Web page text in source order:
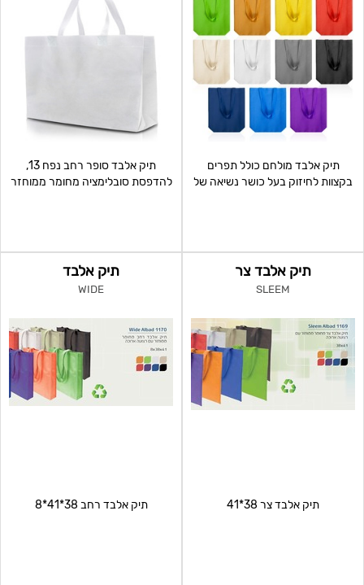
תיק אלבד מולחם כולל תפרים
בקצוות לחיזוק בעל כושר נשיאה של
תיק אלבד סופר רחב נפח 13,
להדפסת סובלימציה מחומר ממוחזר
תיק אלבד צר
SLEEM
תיק אלבד צר 38*41
תיק אלבד
WIDE
תיק אלבד רחב 38*41*8